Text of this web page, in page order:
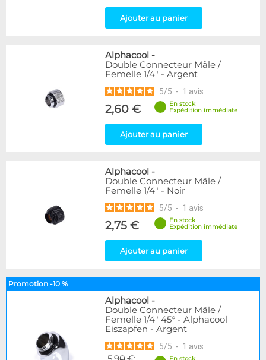
Ajouter au panier
Alphacool -
Double Connecteur Mâle /
Femelle 1/4" - Argent
5/5 - 1 avis
2,60 €
En stock
Expédition immédiate
Ajouter au panier
Alphacool -
Double Connecteur Mâle /
Femelle 1/4" - Noir
5/5 - 1 avis
2,75 €
En stock
Expédition immédiate
Ajouter au panier
Promotion -10 %
Alphacool -
Double Connecteur Mâle /
Femelle 1/4" 45° - Alphacool
Eiszapfen - Argent
5/5 - 1 avis
En stock